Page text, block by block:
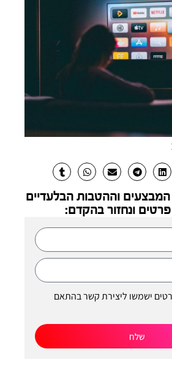
וההטבות הבלעדיים
ונחזור בהקדם:
ישמשו ליצירת קשר בהתאם
שלח